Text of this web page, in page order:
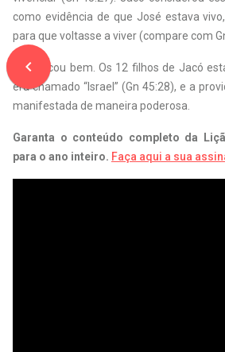
navigate_before
como evidência de que José estava
para que voltasse a viver (compare com
Tudo ficou bem. Os 12 filhos de Jacó
era chamado “Israel” (Gn 45:28), e a
manifestada de maneira poderosa.
Garanta o conteúdo completo da
para o ano inteiro. Faça aqui a sua